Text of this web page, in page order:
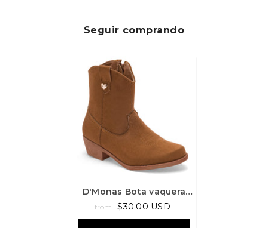
Seguir comprando
D'Monas Bota vaquera
niña, código 121252
from $30.00 USD